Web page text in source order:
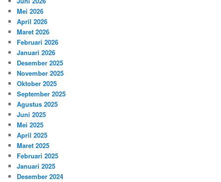
Mei 2026
April 2026
Maret 2026
Februari 2026
Januari 2026
Desember 2025
November 2025
Oktober 2025
September 2025
Agustus 2025
Juni 2025
Mei 2025
April 2025
Maret 2025
Februari 2025
Januari 2025
Desember 2024